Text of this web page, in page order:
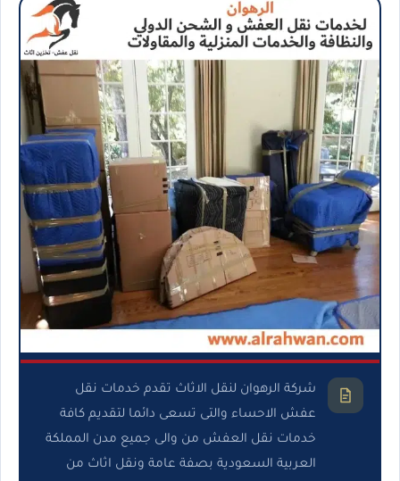
شركة الرهوان لنقل الاثاث تقدم خدمات نقل
عفش الاحساء والتى تسعى دائما لتقديم كافة
خدمات نقل العفش من والى جميع مدن المملكة
العربية السعودية بصفة عامة ونقل اثاث من